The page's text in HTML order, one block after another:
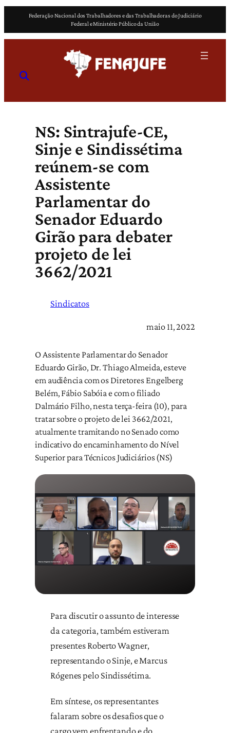
o
Federação Nacional dos Trabalhadores e das Trabalhadoras do Judiciário
Federal e Ministério Público da União
NS: Sintrajufe-CE,
Sinje e Sindissétima
reúnem-se com
Assistente
Parlamentar do
Senador Eduardo
Girão para debater
projeto de lei
3662/2021
Sindicatos
maio 11, 2022
O Assistente Parlamentar do Senador
Eduardo Girão, Dr. Thiago Almeida, esteve
em audiência com os Diretores Engelberg
Belém, Fábio Sabóia e com o filiado
Dalmário Filho, nesta terça-feira (10), para
tratar sobre o projeto de lei 3662/2021,
atualmente tramitando no Senado como
indicativo do encaminhamento do Nível
Superior para Técnicos Judiciários (NS)
Para discutir o assunto de interesse
da categoria, também estiveram
presentes Roberto Wagner,
representando o Sinje, e Marcus
Rógenes pelo Sindissétima.
Em síntese, os representantes
falaram sobre os desafios que o
cargo vem enfrentando e do